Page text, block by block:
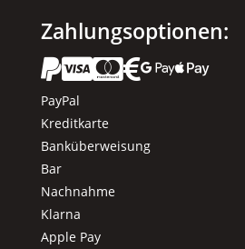
Zahlungsoptionen:
 
PayPal
Kreditkarte
Banküberweisung
Bar
Nachnahme
Klarna
Apple Pay